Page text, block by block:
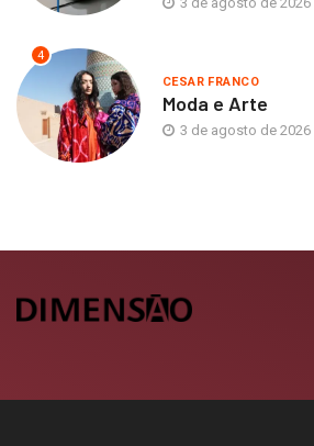
4
CESAR FRANCO
Moda e Arte
3 de agosto de 2026